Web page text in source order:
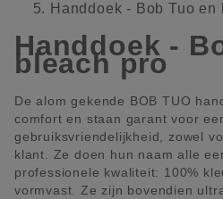
Handdoek - Bob Tuo en
Handdoek -
bleach pro
De alom gekende BOB TUO
comfort en staan garant voor
gebruiksvriendelijkheid, zowel
klant. Ze doen hun naam alle
professionele kwaliteit: 100%
vormvast. Ze zijn bovendien